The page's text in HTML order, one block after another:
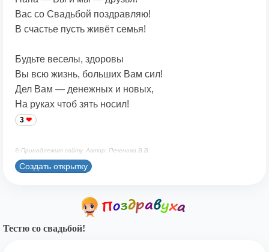
Вас со Свадьбой поздравляю!
В счастье пусть живёт семья!
Будьте веселы, здоровы
Вы всю жизнь, больших Вам сил!
Дел Вам — денежных и новых,
На руках чтоб зять носил!
3
© Принадлежит сайту. Автор: Печенова В.В.
Создать открытку
Тестю со свадьбой!